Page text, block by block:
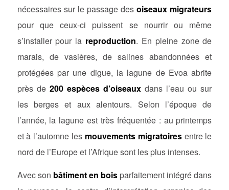
nécessaires sur le passage desoiseaux migrateurs
pour que ceux-ci puissent se nourrir ou même
s’installer pour la reproduction. En pleine zone de
marais, de vasières, de salines abandonnées et
protégées par une digue, la lagune de Evoa abrite
près de 200 espèces d’oiseaux dans l’eau ou sur
les berges et aux alentours. Selon l’époque de
l’année, la lagune est très fréquentée : au printemps
et à l’automne les mouvements migratoiresentre le
nord de l’Europe et l’Afrique sont les plus intenses.
Avec son bâtiment en bois parfaitement intégré dans